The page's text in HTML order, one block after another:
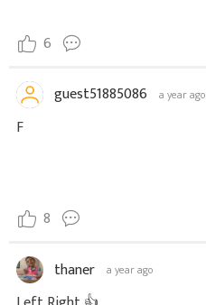
6
guest51885086 a year ago
F
8
thaner a year ago